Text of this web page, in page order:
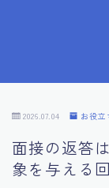
10.フィードバ
11.オンライン
2026.07.04 お役立
面接の返答
象を与える